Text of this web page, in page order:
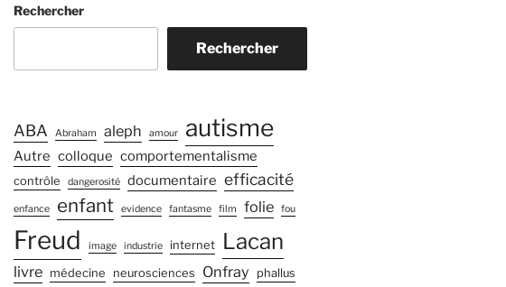
Rechercher
Rechercher
ABA Abraham aleph amour autisme
Autre colloque comportementalisme
contrôle dangerosité documentaire efficacité
enfance enfant evidence fantasme film folie fou
Freud image industrie internet Lacan
livre médecine neurosciences Onfray phallus